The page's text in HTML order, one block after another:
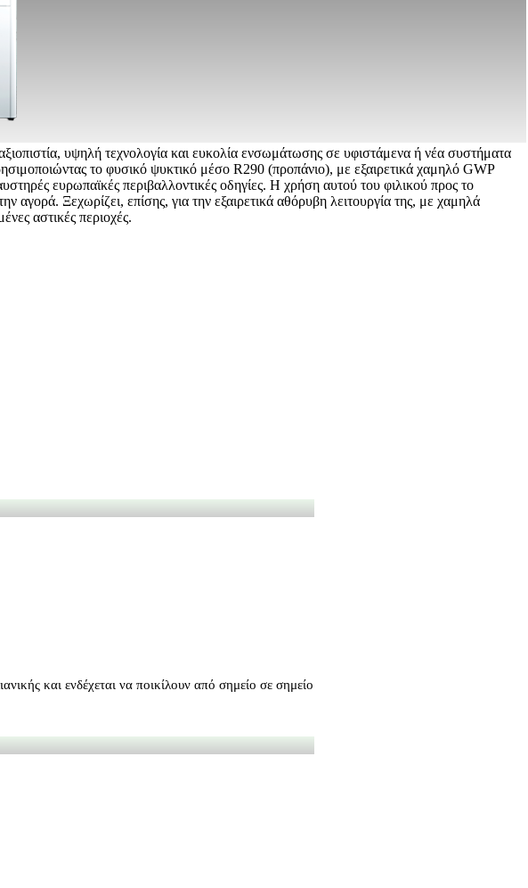
υψηλή τεχνολογία και ευκολία ενσωμάτωσης σε υφιστάμενα ή νέα συστήματα
το φυσικό ψυκτικό μέσο R290 (προπάνιο), με εξαιρετικά χαμηλό GWP
ευρωπαϊκές περιβαλλοντικές οδηγίες. Η χρήση αυτού του φιλικού προς το
αγορά. Ξεχωρίζει, επίσης, για την εξαιρετικά αθόρυβη λειτουργία της, με χαμηλά
αστικές περιοχές.
και ενδέχεται να ποικίλουν από σημείο σε σημείο